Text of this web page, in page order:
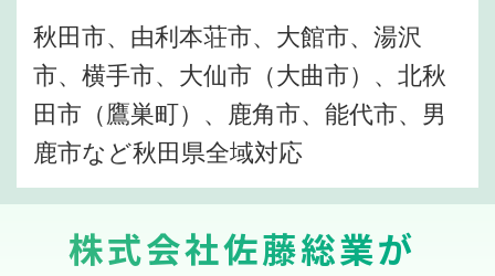
秋田市、由利本荘市、大館市、湯沢
市、横手市、大仙市（大曲市）、北秋
田市（鷹巣町）、鹿角市、能代市、男
鹿市など秋田県全域対応
株式会社佐藤総業が